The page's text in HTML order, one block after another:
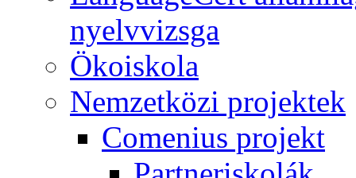
nyelvvizsga
Ökoiskola
Nemzetközi projektek
Comenius projekt